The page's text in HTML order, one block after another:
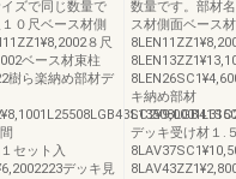
ズで同じ数量で
０尺ベース材側
８尺
ベース材束柱
樹ら楽納め部材デ
セット入
デッキ見
数量です。部材
ス材側面ベース
キ納め部材
デッキ受け材１.